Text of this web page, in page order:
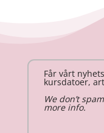
Får vårt
kursdatoer,
We don’t
more info.